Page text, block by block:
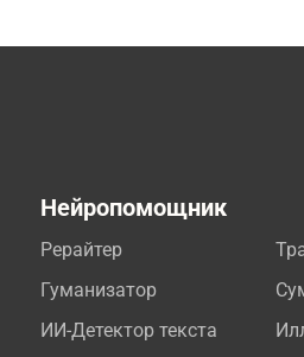
Нейропомощник
Рерайтер
Гуманизатор
ИИ-Детектор текста